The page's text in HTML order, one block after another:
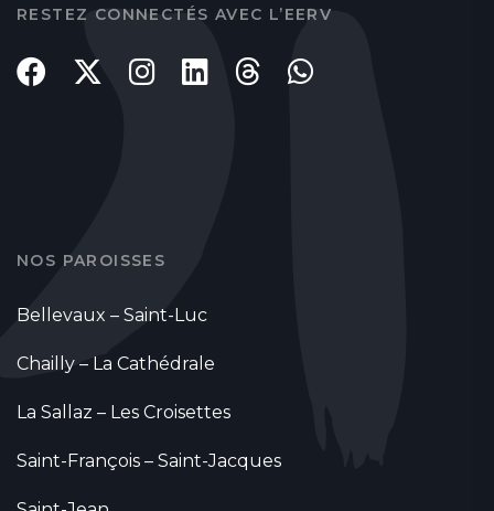
RESTEZ CONNECTÉS AVEC L’EERV
NOS PAROISSES
Bellevaux – Saint-Luc
Chailly – La Cathédrale
La Sallaz – Les Croisettes
Saint-François – Saint-Jacques